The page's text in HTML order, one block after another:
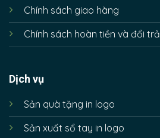
Chính sách giao hàng
Chính sách hoàn tiền và đổi trả
Dịch vụ
Sản quà tặng in logo
Sản xuất sổ tay in logo